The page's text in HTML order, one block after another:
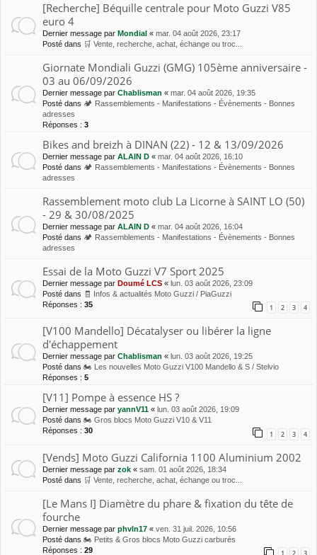
[Recherche] Béquille centrale pour Moto Guzzi V85
euro 4
Dernier message par Mondial « mar. 04 août 2026, 23:17
Posté dans 🛒 Vente, recherche, achat, échange ou troc...
Giornate Mondiali Guzzi (GMG) 105ème anniversaire -
03 au 06/09/2026
Dernier message par Chablisman « mar. 04 août 2026, 19:35
Posté dans 🏕 Rassemblements - Manifestations - Évènements - Bonnes
adresses
Réponses : 3
Bikes and breizh à DINAN (22) - 12 & 13/09/2026
Dernier message par ALAIN D « mar. 04 août 2026, 16:10
Posté dans 🏕 Rassemblements - Manifestations - Évènements - Bonnes
adresses
Rassemblement moto club La Licorne à SAINT LO (50)
- 29 & 30/08/2025
Dernier message par ALAIN D « mar. 04 août 2026, 16:04
Posté dans 🏕 Rassemblements - Manifestations - Évènements - Bonnes
adresses
Essai de la Moto Guzzi V7 Sport 2025
Dernier message par Doumé LCS « lun. 03 août 2026, 23:09
Posté dans 🧾 Infos & actualités Moto Guzzi / PiaGuzzi
Réponses : 35 1 2 3 4
[V100 Mandello] Décatalyser ou libérer la ligne
d'échappement
Dernier message par Chablisman « lun. 03 août 2026, 19:25
Posté dans 🏍 Les nouvelles Moto Guzzi V100 Mandello & S / Stelvio
Réponses : 5
[V11] Pompe à essence HS ?
Dernier message par yannV11 « lun. 03 août 2026, 19:09
Posté dans 🏍 Gros blocs Moto Guzzi V10 & V11
Réponses : 30 1 2 3 4
[Vends] Moto Guzzi California 1100 Aluminium 2002
Dernier message par zok « sam. 01 août 2026, 18:34
Posté dans 🛒 Vente, recherche, achat, échange ou troc...
[Le Mans I] Diamètre du phare & fixation du tête de
fourche
Dernier message par phvln17 « ven. 31 juil. 2026, 10:56
Posté dans 🏍 Petits & Gros blocs Moto Guzzi carburés
Réponses : 29 1 2 3